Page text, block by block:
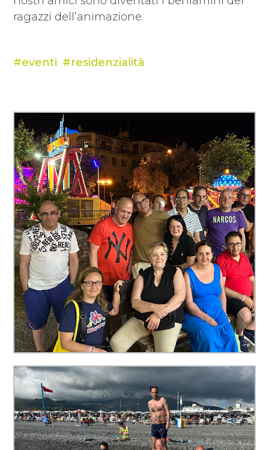
ragazzi dell’animazione.
eventi residenzialità